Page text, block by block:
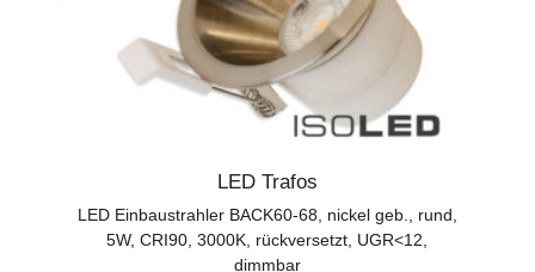
LED Trafos
LED Einbaustrahler BACK60-68, nickel geb., rund,
5W, CRI90, 3000K, rückversetzt, UGR<12,
dimmbar